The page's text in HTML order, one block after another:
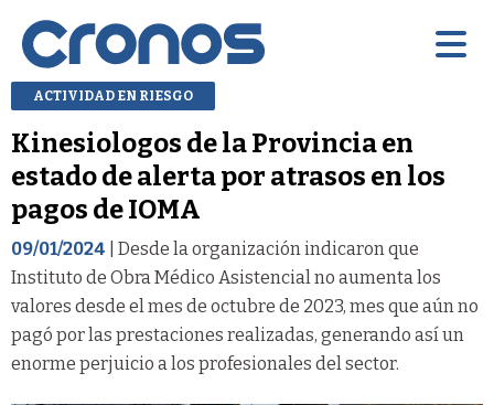
ACTIVIDAD EN RIESGO
Kinesiologos de la Provincia en
estado de alerta por atrasos en los
pagos de IOMA
09/01/2024 | Desde la organización indicaron que
Instituto de Obra Médico Asistencial no aumenta los
valores desde el mes de octubre de 2023, mes que aún no
pagó por las prestaciones realizadas, generando así un
enorme perjuicio a los profesionales del sector.